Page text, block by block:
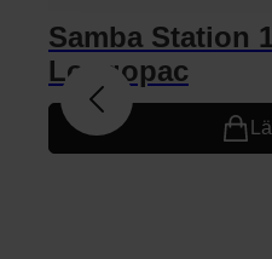
Samba Station
Longopac